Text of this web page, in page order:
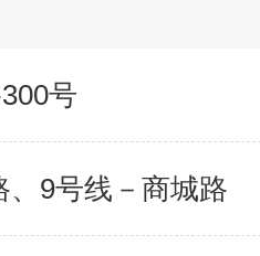
号
、9号线－商城路